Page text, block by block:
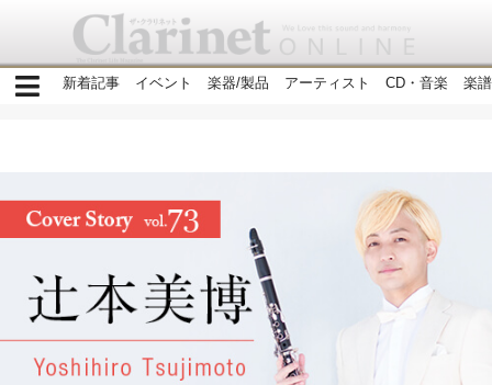
新着記事 イベント 楽器/製品 アーティスト CD・音楽 楽